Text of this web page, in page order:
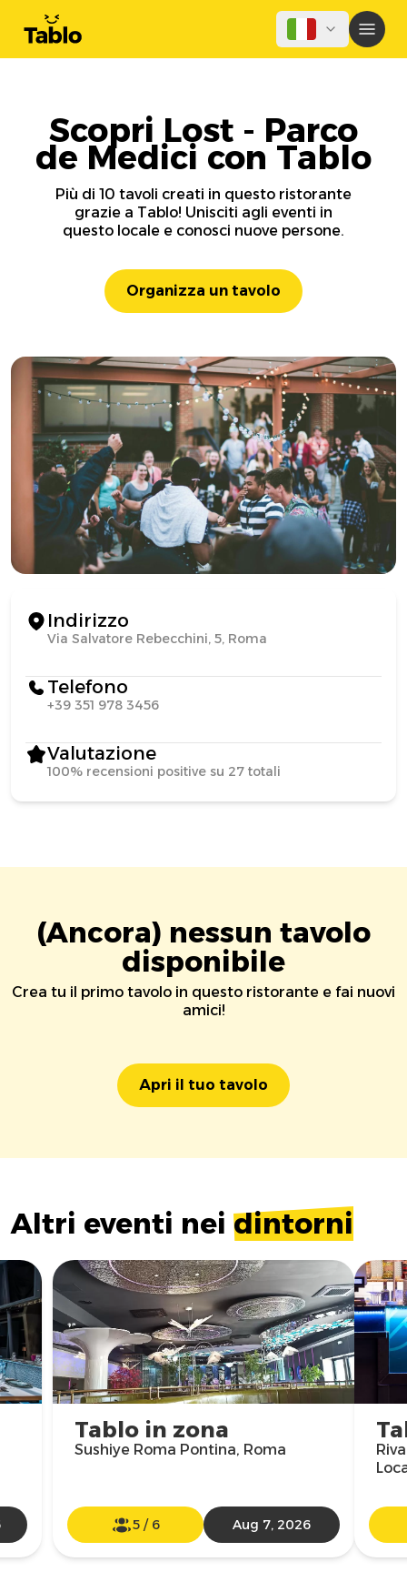
Scopri Lost - Parco
de Medici con Tablo
Più di 10 tavoli creati in questo ristorante
grazie a Tablo! Unisciti agli eventi in
questo locale e conosci nuove persone.
Organizza un tavolo
Indirizzo
Via Salvatore Rebecchini, 5, Roma
Telefono
+39 351 978 3456
Valutazione
100% recensioni positive su 27 totali
(Ancora) nessun tavolo
disponibile
Crea tu il primo tavolo in questo ristorante e fai nuovi
amici!
Apri il tuo tavolo
Altri eventi nei dintorni
Tablo in zona
Sushiye Roma Pontina, Roma
5 / 6 Aug 7, 2026